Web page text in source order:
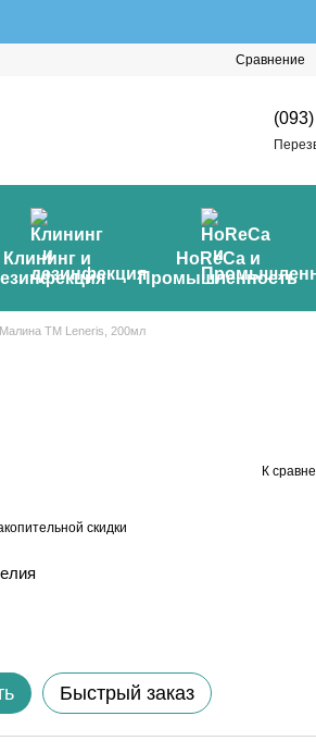
Сравнение
Клининг и
HoReCa и
Промышленность
TM Leneris, 200мл
К
скидки
Быстрый заказ